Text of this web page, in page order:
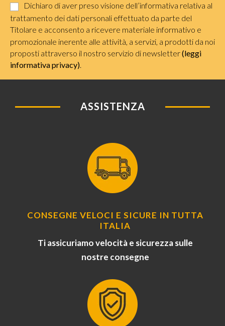
Dichiaro di aver preso visione dell’informativa relativa al
trattamento dei dati personali effettuato da parte del
Titolare e acconsento a ricevere materiale informativo e
promozionale inerente alle attività, a servizi, a prodotti da noi
proposti attraverso il nostro servizio di newsletter(leggi
informativa privacy).
ASSISTENZA
CONSEGNE VELOCI E SICURE IN TUTTA
ITALIA
Ti assicuriamo velocità e sicurezza sulle
nostre consegne